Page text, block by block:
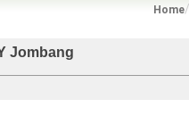
Home
Jombang